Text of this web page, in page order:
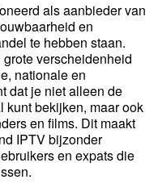
als aanbieder van
en
te hebben staan.
verscheidenheid
nationale en
dat je niet alleen de
kunt bekijken, maar ook
en films. Dit maakt
IPTV bijzonder
en expats die